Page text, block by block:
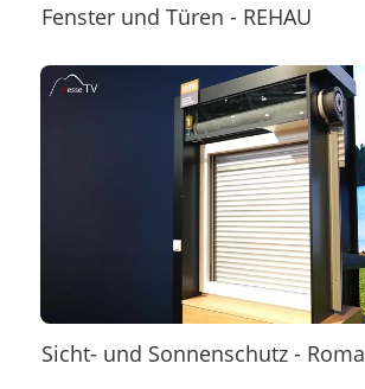
Fenster und Türen - REHAU
Sicht- und Sonnenschutz - Roma